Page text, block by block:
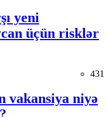
yeni
üçün risklər
431
vakansiya niyə